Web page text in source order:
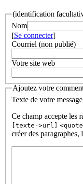
(identification
Nom
[Se connecter]
Courriel (non publié)
Votre site web
Ajoutez votre
Texte de votre message
Ce champ accepte les
[texte->url]
créer des paragraphes,